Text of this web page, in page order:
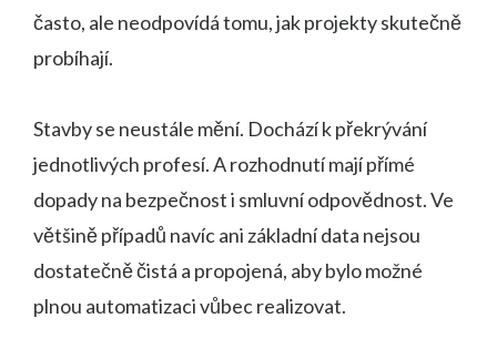
často, ale neodpovídá tomu, jak projekty skutečně
probíhají.
Stavby se neustále mění. Dochází k překrývání
jednotlivých profesí. A rozhodnutí mají přímé
dopady na bezpečnost i smluvní odpovědnost. Ve
většině případů navíc ani základní data nejsou
dostatečně čistá a propojená, aby bylo možné
plnou automatizaci vůbec realizovat.